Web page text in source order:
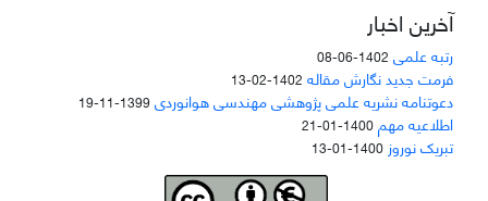
آخرین اخبار
رتبه علمی 1402-06-08
فرمت جدید نگارش مقاله 1402-02-13
دعوتنامه نشریه علمی پژوهشی مهندسی هوانوردی1399-11-19
اطلاعیه مهم1400-01-21
تبریک نوروز 1400-01-13